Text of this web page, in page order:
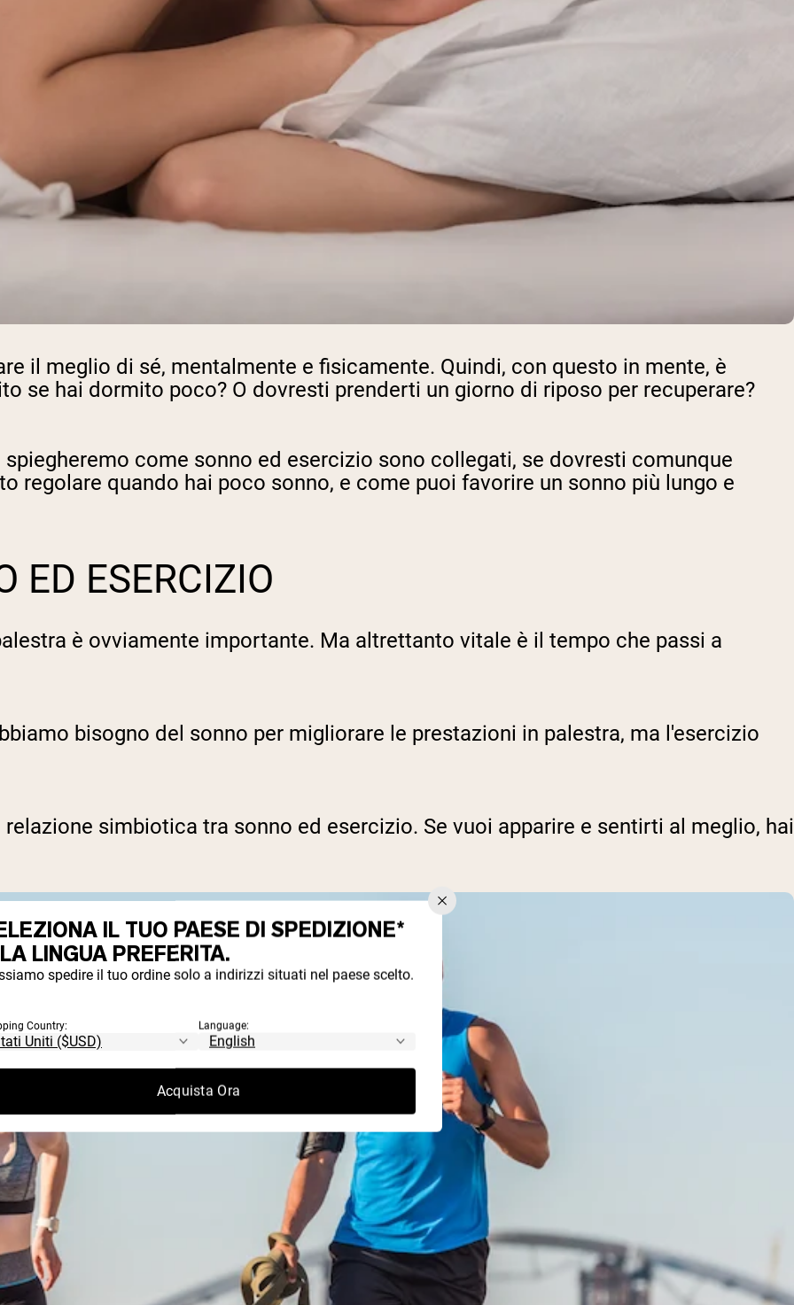
il meglio di sé, mentalmente e fisicamente. Quindi, con questo in mente, è
se hai dormito poco? O dovresti prenderti un giorno di riposo per recuperare?
come sonno ed esercizio sono collegati, se dovresti comunque
regolare quando hai poco sonno, e come puoi favorire un sonno più lungo e
ED ESERCIZIO
è ovviamente importante. Ma altrettanto vitale è il tempo che passi a
bisogno del sonno per migliorare le prestazioni in palestra, ma l'esercizio
simbiotica tra sonno ed esercizio. Se vuoi apparire e sentirti al meglio, hai
IL TUO PAESE DI SPEDIZIONE*
LINGUA PREFERITA.
spedire il tuo ordine solo a indirizzi situati nel paese scelto.
Country: Language:
Acquista Ora